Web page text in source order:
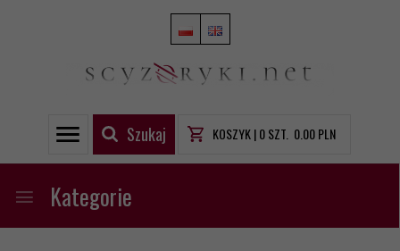
Szukaj KOSZYK |0SZT. 0.00PLN
Kategorie